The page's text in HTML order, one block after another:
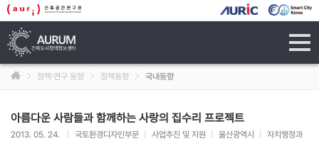
정책·연구 동향 정책동향 국내동향
아름다운 사람들과 함께하는 사랑의 집수리 프로젝트
2013. 05. 24. 국토환경디자인부문 사업추진 및 지원 울산광역시 자치행정과